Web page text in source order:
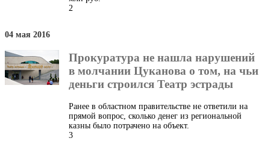
2
04 мая 2016
Прокуратура не нашла нарушений
в молчании Цуканова о том, на чьи
деньги строился Театр эстрады
Ранее в областном правительстве не ответили на
прямой вопрос, сколько денег из региональной
казны было потрачено на объект.
3